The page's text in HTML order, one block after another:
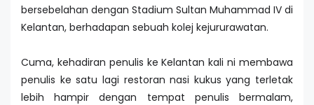
bersebelahan dengan Stadium Sultan Muhammad IV di
Kelantan, berhadapan sebuah kolej kejururawatan.
Cuma, kehadiran penulis ke Kelantan kali ni membawa
penulis ke satu lagi restoran nasi kukus yang terletak
lebih hampir dengan tempat penulis bermalam,